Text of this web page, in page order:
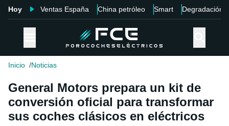
Hoy Ventas España China petróleo Smart Degradación
Inicio Noticias
General Motors prepara un kit de
conversión oficial para transformar
sus coches clásicos en eléctricos